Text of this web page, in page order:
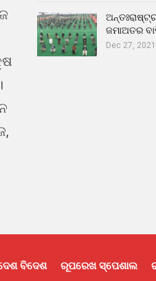
ଜମାଅତର
Dec 27, 2021
ବିଦେଶ ରୂପରେଖ ସ୍ପେଶାଲ